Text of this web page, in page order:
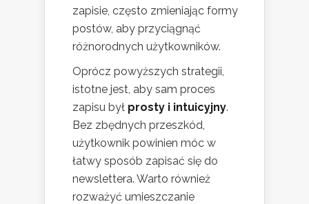
zapisie, często zmieniając formy
postów, aby przyciągnąć
różnorodnych użytkowników.
Oprócz powyższych strategii,
istotne jest, aby sam proces
zapisu był prosty i intuicyjny.
Bez zbędnych przeszkód,
użytkownik powinien móc w
łatwy sposób zapisać się do
newslettera. Warto również
rozważyć umieszczanie